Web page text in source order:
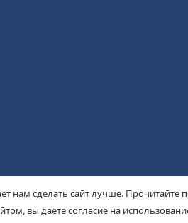
нам сделать сайт лучше.
вы даете согласие на